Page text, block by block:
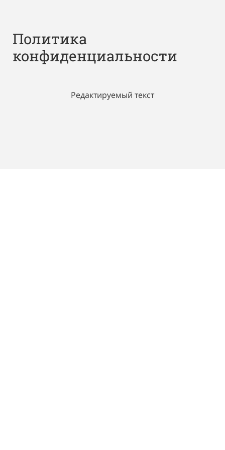
Политика
конфиденциальности
Редактируемый текст